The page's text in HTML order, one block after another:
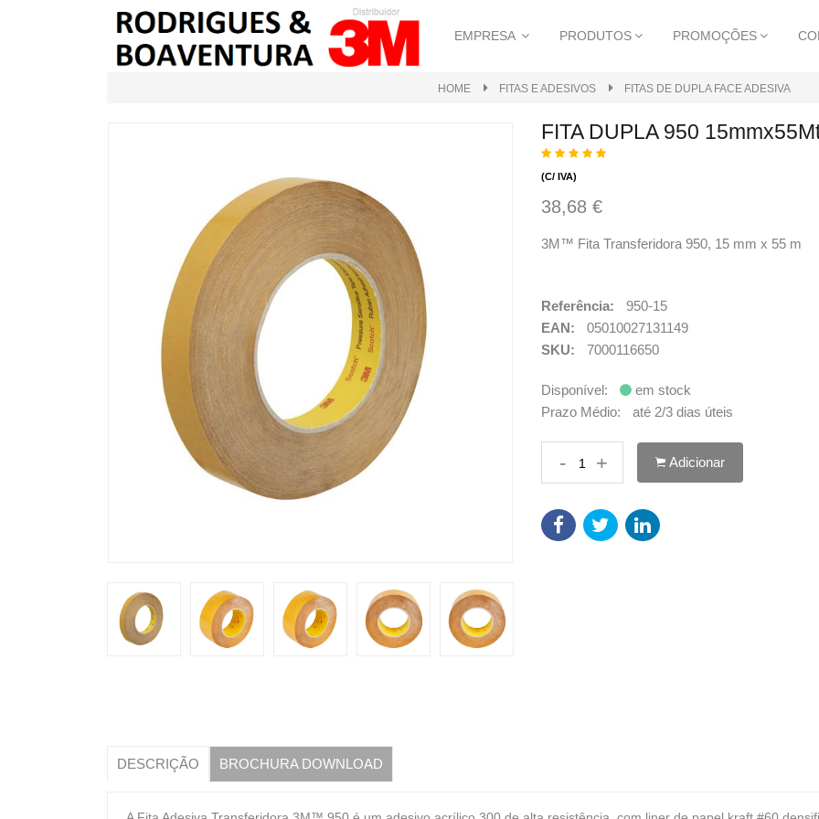
EMPRESA PRODUTOS PROMOÇÕES
HOME FITAS E ADESIVOS FITAS DE DUPLA FACE ADESIVA
FITA DUPLA 950
(C/ IVA)
38,68 €
3M™ Fita Transferidora 950, 15 mm x 55 m
Referência:
950-15
EAN:
05010027131149
SKU:
7000116650
Disponível:
em stock
Prazo Médio:
até 2/3 dias úteis
- + Adicionar
DESCRIÇÃO BROCHURA DOWNLOAD